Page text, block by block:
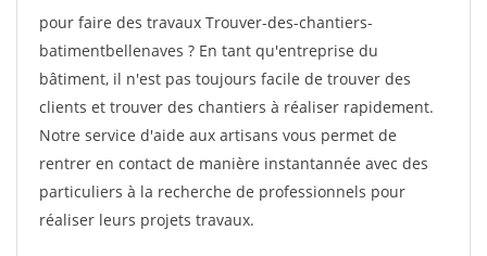
pour faire des travaux Trouver-des-chantiers-
batimentbellenaves ? En tant qu'entreprise du
bâtiment, il n'est pas toujours facile de trouver des
clients et trouver des chantiers à réaliser rapidement.
Notre service d'aide aux artisans vous permet de
rentrer en contact de manière instantannée avec des
particuliers à la recherche de professionnels pour
réaliser leurs projets travaux.